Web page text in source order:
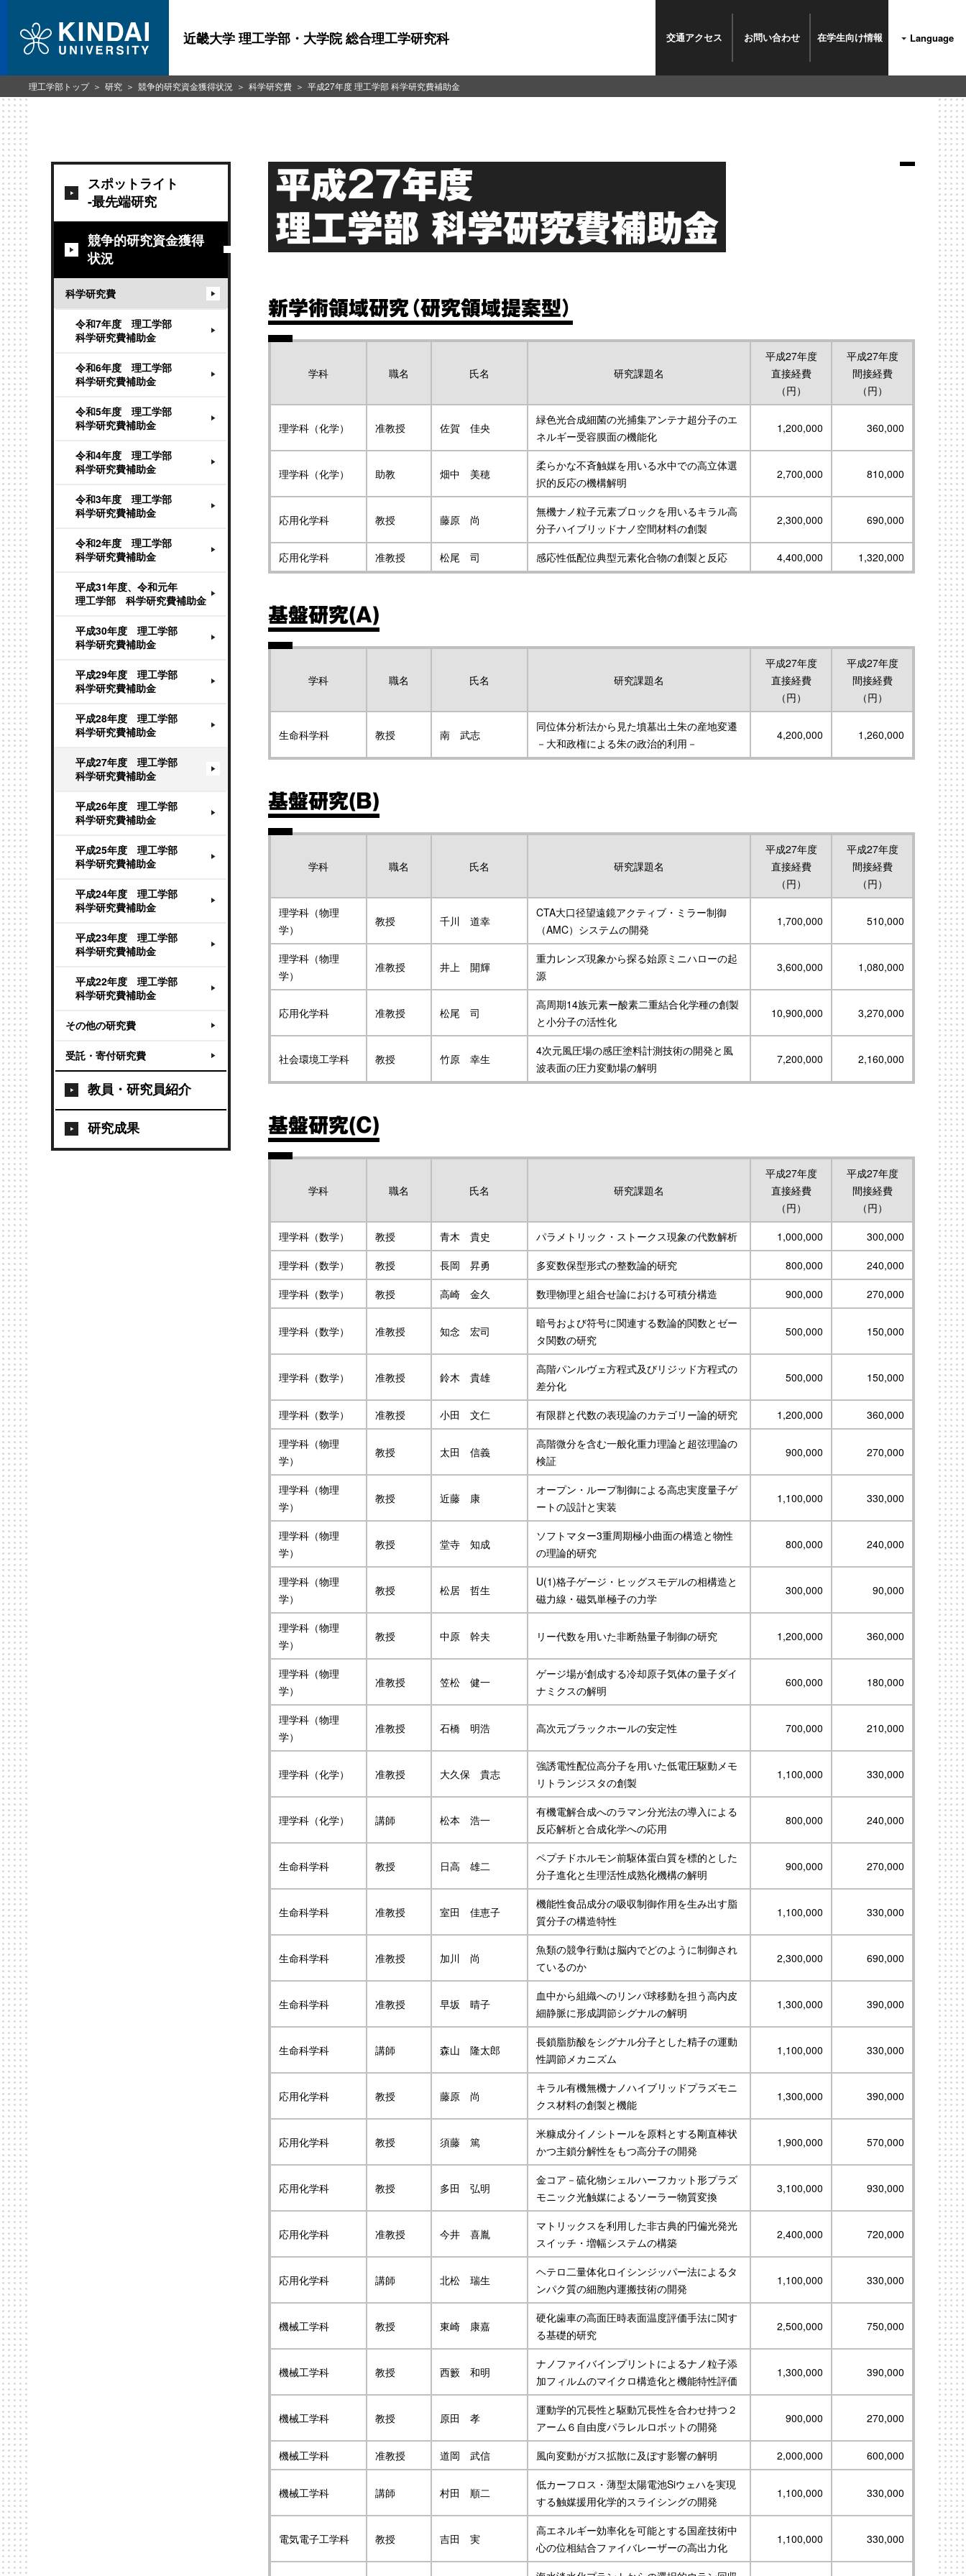
近畿大学 理工学部・大学院 総合理工学研究科 交通アクセス お問い合わせ 在学生向け情報 Language
スポットライト
-最先端研究
競争的研究資金獲得
状況
科学研究費
令和7年度 理工学部
科学研究費補助金
令和6年度 理工学部
科学研究費補助金
令和5年度 理工学部
科学研究費補助金
令和4年度 理工学部
科学研究費補助金
令和3年度 理工学部
科学研究費補助金
令和2年度 理工学部
科学研究費補助金
平成31年度、令和元年
理工学部 科学研究費補助金
平成30年度 理工学部
科学研究費補助金
平成29年度 理工学部
科学研究費補助金
平成28年度 理工学部
科学研究費補助金
平成27年度 理工学部
科学研究費補助金
平成26年度 理工学部
科学研究費補助金
平成25年度 理工学部
科学研究費補助金
平成24年度 理工学部
科学研究費補助金
平成23年度 理工学部
科学研究費補助金
平成22年度 理工学部
科学研究費補助金
その他の研究費
受託・寄付研究費
教員・研究員紹介
研究成果
平成27年度
理工学部 科学研究費補助金
新学術領域研究（研究領域提案型）
学科 職名 氏名 研究課題名
平成27年度
直接経費
（円）
平成27年度
間接経費
（円）
理学科（化学） 准教授 佐賀 佳央
緑色光合成細菌の光捕集アンテナ超分子のエ
ネルギー受容膜面の機能化
1,200,000 360,000
理学科（化学） 助教 畑中 美穂
柔らかな不斉触媒を用いる水中での高立体選
択的反応の機構解明
2,700,000 810,000
応用化学科 教授 藤原 尚
無機ナノ粒子元素ブロックを用いるキラル高
分子ハイブリッドナノ空間材料の創製
2,300,000 690,000
応用化学科 准教授 松尾 司 感応性低配位典型元素化合物の創製と反応 4,400,000 1,320,000
基盤研究(A)
学科 職名 氏名 研究課題名
平成27年度
直接経費
（円）
平成27年度
間接経費
（円）
生命科学科 教授 南 武志
同位体分析法から見た墳墓出土朱の産地変遷
－大和政権による朱の政治的利用－
4,200,000 1,260,000
基盤研究(B)
学科 職名 氏名 研究課題名
平成27年度
直接経費
（円）
平成27年度
間接経費
（円）
理学科（物理
学）
教授 千川 道幸
CTA大口径望遠鏡アクティブ・ミラー制御
（AMC）システムの開発
1,700,000 510,000
理学科（物理
学）
准教授 井上 開輝
重力レンズ現象から探る始原ミニハローの起
源
3,600,000 1,080,000
応用化学科 准教授 松尾 司
高周期14族元素ー酸素二重結合化学種の創製
と小分子の活性化
10,900,000 3,270,000
社会環境工学科 教授 竹原 幸生
4次元風圧場の感圧塗料計測技術の開発と風
波表面の圧力変動場の解明
7,200,000 2,160,000
基盤研究(C)
学科 職名 氏名 研究課題名
平成27年度
直接経費
（円）
平成27年度
間接経費
（円）
理学科（数学）
教授 青木 貴史 パラメトリック・ストークス現象の代数解析 1,000,000
300,000
理学科（数学）
教授 長岡 昇勇 多変数保型形式の整数論的研究 800,000
240,000
理学科（数学）
教授 高崎 金久 数理物理と組合せ論における可積分構造 900,000 270,000
理学科（数学） 准教授 知念 宏司
暗号および符号に関連する数論的関数とゼー
タ関数の研究
500,000 150,000
理学科（数学） 准教授 鈴木 貴雄
高階パンルヴェ方程式及びリジッド方程式の
差分化
500,000 150,000
理学科（数学） 准教授 小田 文仁 有限群と代数の表現論のカテゴリー論的研究 1,200,000
360,000
理学科（物理
学）
教授 太田 信義
高階微分を含む一般化重力理論と超弦理論の
検証
900,000 270,000
理学科（物理
学）
教授 近藤 康
オープン・ループ制御による高忠実度量子ゲ
ートの設計と実装
1,100,000 330,000
理学科（物理
学）
教授 堂寺 知成
ソフトマター3重周期極小曲面の構造と物性
の理論的研究
800,000 240,000
理学科（物理
学）
教授 松居 哲生
U(1)格子ゲージ・ヒッグスモデルの相構造と
磁力線・磁気単極子の力学
300,000 90,000
理学科（物理
学）
教授 中原 幹夫 リー代数を用いた非断熱量子制御の研究 1,200,000 360,000
理学科（物理
学）
准教授 笠松 健一
ゲージ場が創成する冷却原子気体の量子ダイ
ナミクスの解明
600,000 180,000
理学科（物理
学）
准教授 石橋 明浩 高次元ブラックホールの安定性 700,000 210,000
理学科（化学） 准教授 大久保 貴志
強誘電性配位高分子を用いた低電圧駆動メモ
リトランジスタの創製
1,100,000 330,000
理学科（化学） 講師 松本 浩一
有機電解合成へのラマン分光法の導入による
反応解析と合成化学への応用
800,000 240,000
生命科学科 教授 日高 雄二
ペプチドホルモン前駆体蛋白質を標的とした
分子進化と生理活性成熟化機構の解明
900,000 270,000
生命科学科 准教授 室田 佳恵子
機能性食品成分の吸収制御作用を生み出す脂
質分子の構造特性
1,100,000 330,000
生命科学科 准教授 加川 尚
魚類の競争行動は脳内でどのように制御され
ているのか
2,300,000 690,000
生命科学科 准教授 早坂 晴子
血中から組織へのリンパ球移動を担う高内皮
細静脈に形成調節シグナルの解明
1,300,000 390,000
生命科学科 講師 森山 隆太郎
長鎖脂肪酸をシグナル分子とした精子の運動
性調節メカニズム
1,100,000 330,000
応用化学科 教授 藤原 尚
キラル有機無機ナノハイブリッドプラズモニ
クス材料の創製と機能
1,300,000 390,000
応用化学科 教授 須藤 篤
米糠成分イノシトールを原料とする剛直棒状
かつ主鎖分解性をもつ高分子の開発
1,900,000 570,000
応用化学科 教授 多田 弘明
金コア－硫化物シェルハーフカット形プラズ
モニック光触媒によるソーラー物質変換
3,100,000 930,000
応用化学科 准教授 今井 喜胤
マトリックスを利用した非古典的円偏光発光
スイッチ・増幅システムの構築
2,400,000 720,000
応用化学科 講師 北松 瑞生
ヘテロ二量体化ロイシンジッパー法によるタ
ンパク質の細胞内運搬技術の開発
1,100,000 330,000
機械工学科 教授 東崎 康嘉
硬化歯車の高面圧時表面温度評価手法に関す
る基礎的研究
2,500,000 750,000
機械工学科 教授 西籔 和明
ナノファイバインプリントによるナノ粒子添
加フィルムのマイクロ構造化と機能特性評価
1,300,000 390,000
機械工学科 教授 原田 孝
運動学的冗長性と駆動冗長性を合わせ持つ２
アーム６自由度パラレルロボットの開発
900,000 270,000
機械工学科 准教授 道岡 武信 風向変動がガス拡散に及ぼす影響の解明 2,000,000 600,000
機械工学科 講師 村田 順二
低カーフロス・薄型太陽電池Siウェハを実現
する触媒援用化学的スライシングの開発
1,100,000 330,000
電気電子工学科 教授 吉田 実
高エネルギー効率化を可能とする国産技術中
心の位相結合ファイバレーザーの高出力化
1,100,000 330,000
理工学部トップ 研究 競争的研究資金獲得状況 科学研究費 平成27年度 理工学部 科学研究費補助金